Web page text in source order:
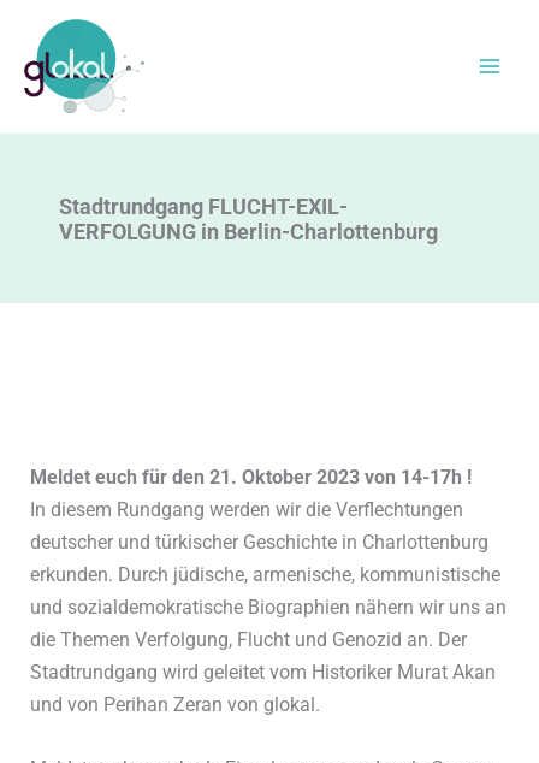
Inhalt
springen
Stadtrundgang FLUCHT-EXIL-
VERFOLGUNG in Berlin-Charlottenburg
Meldet euch für den 21. Oktober 2023 von 14-17h !
In diesem Rundgang werden wir die Verflechtungen
deutscher und türkischer Geschichte in Charlottenburg
erkunden. Durch jüdische, armenische, kommunistische
und sozialdemokratische Biographien nähern wir uns an
die Themen Verfolgung, Flucht und Genozid an. Der
Stadtrundgang wird geleitet vom Historiker Murat Akan
und von Perihan Zeran von glokal.